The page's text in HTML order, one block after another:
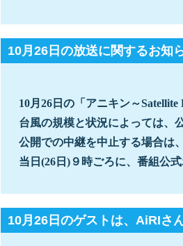
10月26日の放送に関するお知
10月26日の「アニキン～Satellite
台風の規模と状況によっては、
公開での中継を中止する場合は、
当日(26日)９時ごろに、番組公式
10月26日のゲストは、AiRIさ